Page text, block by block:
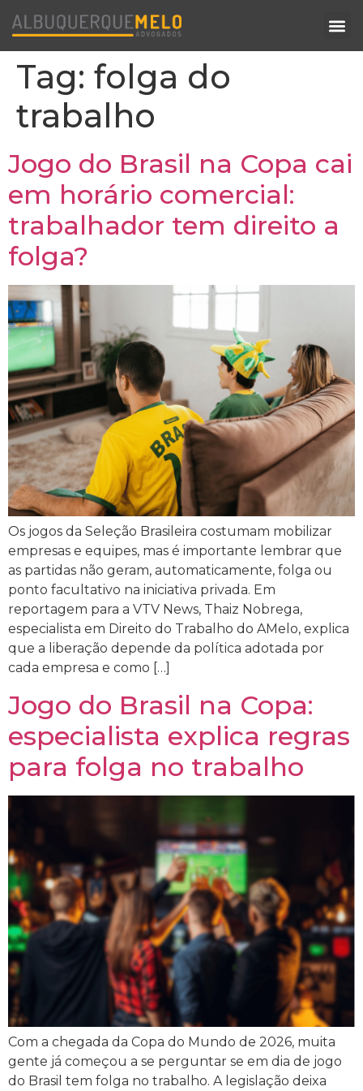
Tag: folga do
trabalho
Jogo do Brasil na Copa cai
em horário comercial:
trabalhador tem direito a
folga?
Os jogos da Seleção Brasileira costumam mobilizar
empresas e equipes, mas é importante lembrar que
as partidas não geram, automaticamente, folga ou
ponto facultativo na iniciativa privada. Em
reportagem para a VTV News, Thaiz Nobrega,
especialista em Direito do Trabalho do AMelo, explica
que a liberação depende da política adotada por
cada empresa e como […]
Jogo do Brasil na Copa:
especialista explica regras
para folga no trabalho
Com a chegada da Copa do Mundo de 2026, muita
gente já começou a se perguntar se em dia de jogo
do Brasil tem folga no trabalho. A legislação deixa